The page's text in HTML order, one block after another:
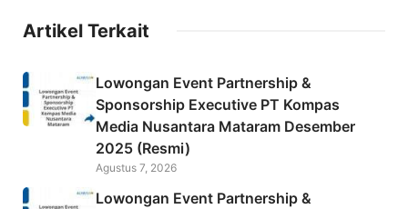
c
e
o
o
itt
er
ai
l
Artikel Terkait
Lowongan Event Partnership &
Sponsorship Executive PT Kompas
Media Nusantara Mataram Desember
2025 (Resmi)
Agustus 7, 2026
Lowongan Event Partnership &